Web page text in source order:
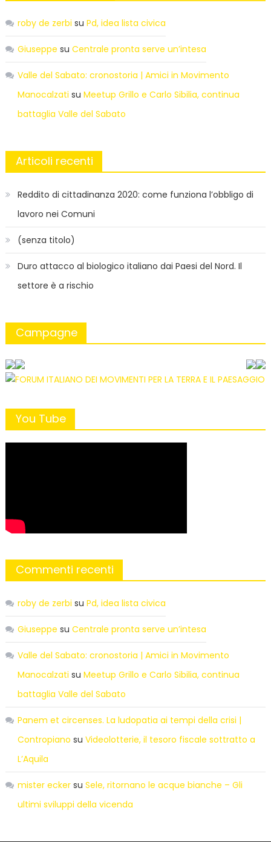
roby de zerbi su Pd, idea lista civica
Giuseppe su Centrale pronta serve un’intesa
Valle del Sabato: cronostoria | Amici in Movimento
Manocalzati su Meetup Grillo e Carlo Sibilia, continua
battaglia Valle del Sabato
Articoli recenti
Reddito di cittadinanza 2020: come funziona l’obbligo di
lavoro nei Comuni
(senza titolo)
Duro attacco al biologico italiano dai Paesi del Nord. Il
settore è a rischio
Campagne
You Tube
Commenti recenti
roby de zerbi su Pd, idea lista civica
Giuseppe su Centrale pronta serve un’intesa
Valle del Sabato: cronostoria | Amici in Movimento
Manocalzati su Meetup Grillo e Carlo Sibilia, continua
battaglia Valle del Sabato
Panem et circenses. La ludopatia ai tempi della crisi |
Contropiano su Videolotterie, il tesoro fiscale sottratto a
L’Aquila
mister eckersu Sele, ritornano le acque bianche – Gli
ultimi sviluppi della vicenda